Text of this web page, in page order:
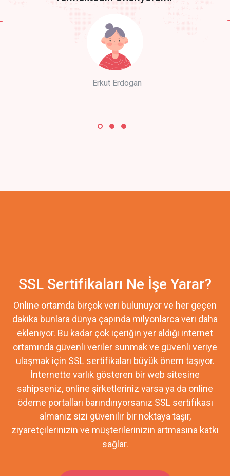
Erkut Erdogan
SSL Sertifikaları Ne İşe Yarar?
Online ortamda birçok veri bulunuyor ve her geçen
dakika bunlara dünya çapında milyonlarca veri daha
ekleniyor. Bu kadar çok içeriğin yer aldığı internet
ortamında güvenli veriler sunmak ve güvenli veriye
ulaşmak için SSL sertifikaları büyük önem taşıyor.
İnternette varlık gösteren bir web sitesine
sahipseniz, online şirketleriniz varsa ya da online
ödeme portalları barındırıyorsanız SSL sertifikası
almanız sizi güvenilir bir noktaya taşır,
ziyaretçilerinizin ve müşterilerinizin artmasına katkı
sağlar.